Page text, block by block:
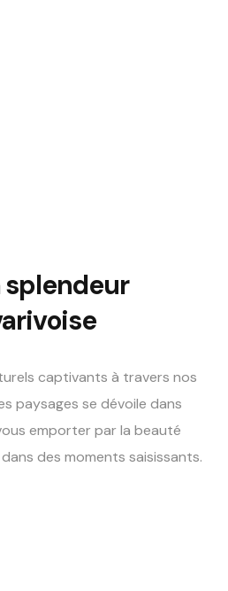
splendeur
captivants à travers nos
paysages se dévoile dans
emporter par la beauté
des moments saisissants.